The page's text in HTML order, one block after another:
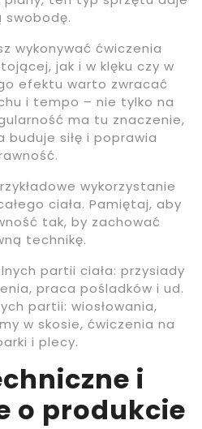
swobodę.
wykonywać ćwiczenia
jak i w klęku czy w
efektu warto zwracać
i tempo – nie tylko na
ma tu znaczenie,
buduje siłę i poprawia
wykorzystanie
ciała. Pamiętaj, aby
tak, by zachować
technikę.
partii ciała: przysiady
praca pośladków i ud.
partii: wiosłowania,
w skosie, ćwiczenia na
i plecy.
i
o produkcie